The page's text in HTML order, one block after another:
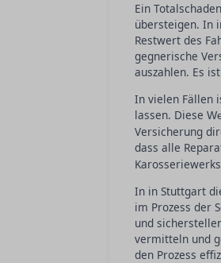
Ein
übersteigen. In
Restwert des
gegnerische
auszahlen. Es
In vielen Fällen
lassen. Diese
Versicherung
dass alle
In in Stuttgart
im Prozess der
und
vermitteln und
den Prozess